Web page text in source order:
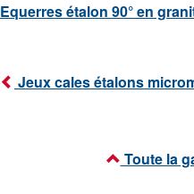
Equerres étalon 90° en
Jeux cales étalons
Toute la